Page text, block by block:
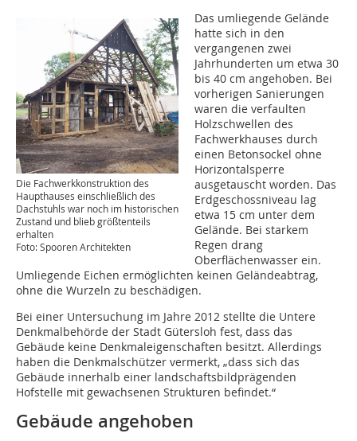
Die Fachwerkkonstruktion des
Haupthauses einschließlich des
Dachstuhls war noch im historischen
Zustand und blieb größtenteils
erhalten
Foto: Spooren Architekten
Das umliegende Gelände
hatte sich in den
vergangenen zwei
Jahrhunderten um etwa 30
bis 40 cm angehoben. Bei
vorherigen Sanierungen
waren die verfaulten
Holzschwellen des
Fachwerkhauses durch
einen Beton­sockel ohne
Horizontalsperre
ausgetauscht worden. Das
Erdgeschossniveau lag
etwa 15 cm unter dem
Gelände. Bei starkem
Regen drang
Oberflächenwasser ein.
Umliegende Eichen ermöglichten keinen Geländeabtrag,
ohne die Wurzeln zu beschädigen.
Bei einer Untersuchung im Jahre 2012 stellte die Untere
Denkmalbehörde der Stadt Gütersloh fest, dass das
Gebäude keine Denkmaleigen­schaften besitzt. Allerdings
haben die Denkmalschützer vermerkt, „dass sich das
Gebäude innerhalb einer landschaftsbildprägenden
Hofstelle mit gewa­chsenen Strukturen befindet.“
Gebäude angehoben